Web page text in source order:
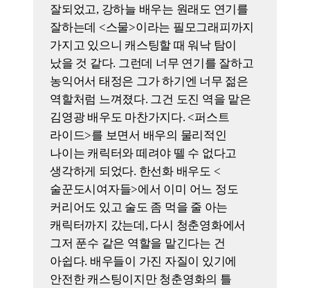
그것을 재현할 필요가 있나 싶기도 하고.
남대중 감독이 영화의 시작부터
소셜네트워크서비스(SNS)에 올라온
청춘들의 영상을 보고 영감을 받아서
시작하셨다고 하니 아마 그래서
연결되는 부분도 있는 것 같다.